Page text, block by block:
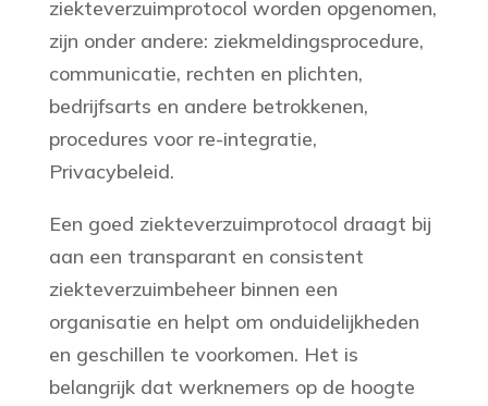
ziekteverzuimprotocol worden opgenomen,
zijn onder andere: ziekmeldingsprocedure,
communicatie, rechten en plichten,
bedrijfsarts en andere betrokkenen,
procedures voor re-integratie,
Privacybeleid.
Een goed ziekteverzuimprotocol draagt bij
aan een transparant en consistent
ziekteverzuimbeheer binnen een
organisatie en helpt om onduidelijkheden
en geschillen te voorkomen. Het is
belangrijk dat werknemers op de hoogte